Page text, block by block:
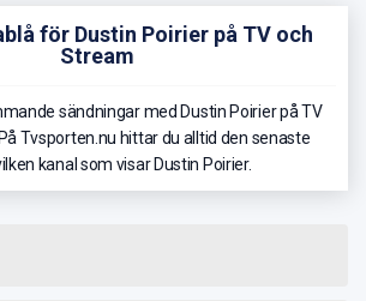
för Dustin Poirier på TV och
Stream
sändningar med Dustin Poirier på TV
Tvsporten.nu hittar du alltid den senaste
kanal som visar Dustin Poirier.